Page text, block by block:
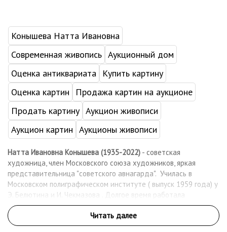
Конышева Натта Ивановна
Современная живопись Аукционный дом
Оценка антиквариата
Купить картину
Оценка картин
Продажа картин на аукционе
Продать картину Аукцион живописи
Аукцион картин Аукционы живописи
Натта Ивановна Конышева (1935-2022) - советская
художница, член Московского союза художников, яркая
представительница "советского авнагарда". Училась в
Московском полиграфическом институте ( выпуск 1959 года) у
Э. Белютина и И. Чекмазова . Долгое время работала
иллюстратором, параллельно участвуя в квартирных
выставках. Работы Конышевой хранятся в коллекциях
Третьяковской галереи, Русского музея и других крупных